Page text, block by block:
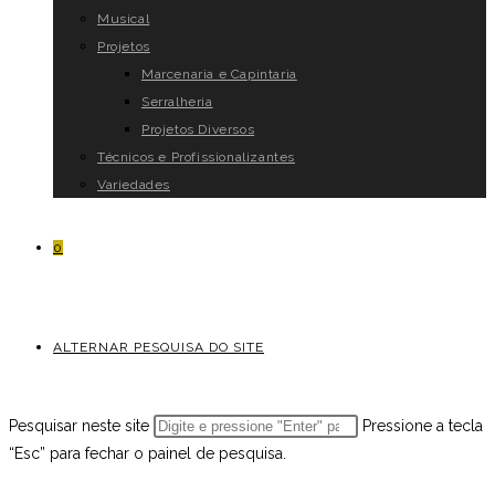
Musical
Projetos
Marcenaria e Capintaria
Serralheria
Projetos Diversos
Técnicos e Profissionalizantes
Variedades
0
ALTERNAR PESQUISA DO SITE
Pesquisar neste site
Pressione a tecla
“Esc” para fechar o painel de pesquisa.